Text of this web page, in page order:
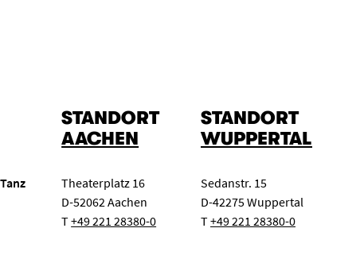
STANDORT
AACHEN
Theaterplatz 16
D-52062 Aachen
T+49 221 28380-0
STANDORT
WUPPERTAL
Sedanstr. 15
D-42275 Wuppertal
T+49 221 28380-0